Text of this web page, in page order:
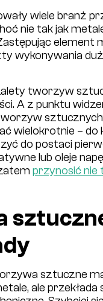
wiele branż
nie tak jak
wykonywania
tworzyw
A z punktu
wielokrotnie – do
do postaci
lub oleje
przynosić nie
sztuczne
ale